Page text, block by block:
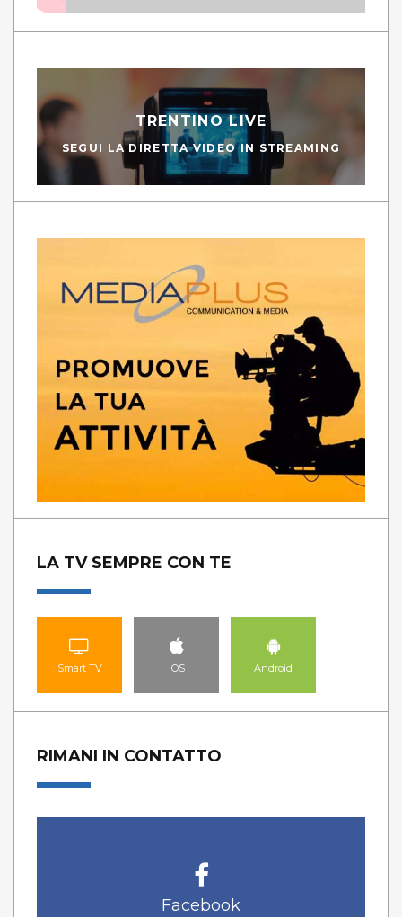
TRENTINO LIVE
SEGUI LA DIRETTA VIDEO IN STREAMING
LA TV SEMPRE CON TE
Smart TV IOS Android
RIMANI IN CONTATTO
Facebook